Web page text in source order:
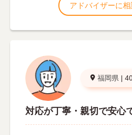
アドバイザーに相
福岡県 |
対応が丁寧・親切で安心